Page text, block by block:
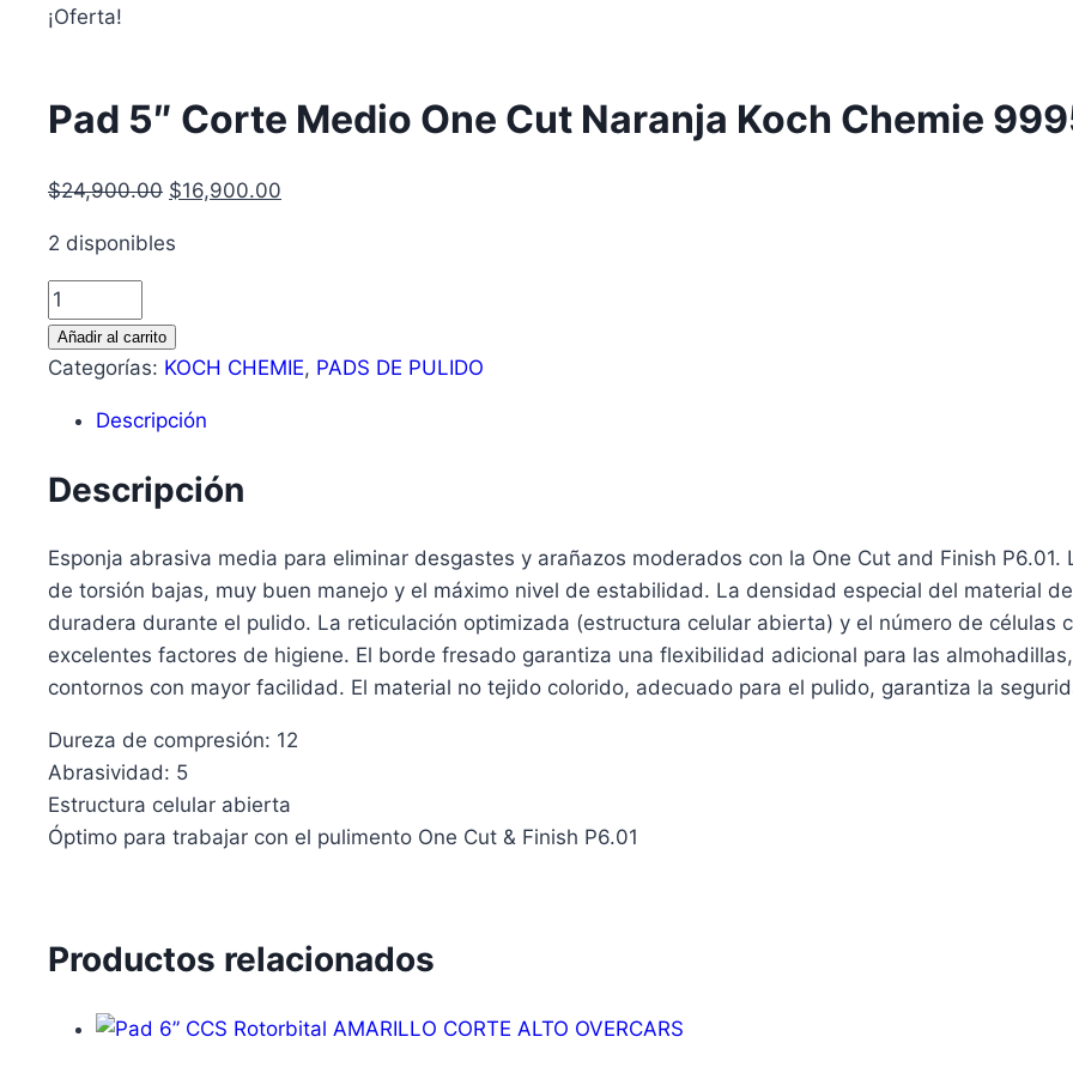
¡Oferta!
Pad 5″ Corte Medio One Cut Naranja Koch Chemie
$24,900.00 $16,900.00
2 disponibles
Añadir al carrito
Categorías: KOCH CHEMIE, PADS DE PULIDO
Descripción
Descripción
Esponja abrasiva media para eliminar desgastes y arañazos moderados con la One Cut and Finish
de torsión bajas, muy buen manejo y el máximo nivel de estabilidad. La densidad especial del material
duradera durante el pulido. La reticulación optimizada (estructura celular abierta) y el número de células
excelentes factores de higiene. El borde fresado garantiza una flexibilidad adicional para las
contornos con mayor facilidad. El material no tejido colorido, adecuado para el pulido, garantiza la
Dureza de compresión: 12
Abrasividad: 5
Estructura celular abierta
Óptimo para trabajar con el pulimento One Cut & Finish P6.01
Productos relacionados